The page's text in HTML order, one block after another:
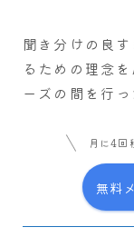
聞き分けの良
るための理念
ーズの間を行
月に4回
無料